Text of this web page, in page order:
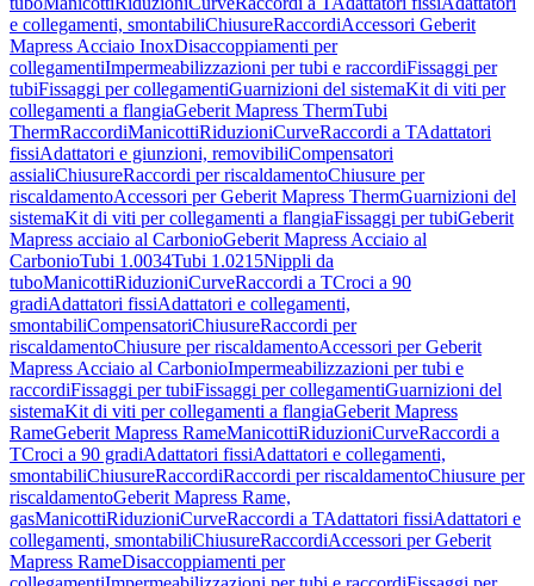
e collegamenti, smontabiliChiusureRaccordiAccessori Geberit
Mapress Acciaio InoxDisaccoppiamenti per
collegamentiImpermeabilizzazioni per tubi e raccordiFissaggi per
tubiFissaggi per collegamentiGuarnizioni del sistemaKit di viti per
collegamenti a flangiaGeberit Mapress ThermTubi
ThermRaccordiManicottiRiduzioniCurveRaccordi a TAdattatori
fissiAdattatori e giunzioni, removibiliCompensatori
assialiChiusureRaccordi per riscaldamentoChiusure per
riscaldamentoAccessori per Geberit Mapress ThermGuarnizioni del
sistemaKit di viti per collegamenti a flangiaFissaggi per tubiGeberit
Mapress acciaio al CarbonioGeberit Mapress Acciaio al
CarbonioTubi 1.0034Tubi 1.0215Nippli da
tuboManicottiRiduzioniCurveRaccordi a TCroci a 90
gradiAdattatori fissiAdattatori e collegamenti,
smontabiliCompensatoriChiusureRaccordi per
riscaldamentoChiusure per riscaldamentoAccessori per Geberit
Mapress Acciaio al CarbonioImpermeabilizzazioni per tubi e
raccordiFissaggi per tubiFissaggi per collegamentiGuarnizioni del
sistemaKit di viti per collegamenti a flangiaGeberit Mapress
RameGeberit Mapress RameManicottiRiduzioniCurveRaccordi a
TCroci a 90 gradiAdattatori fissiAdattatori e collegamenti,
smontabiliChiusureRaccordiRaccordi per riscaldamentoChiusure per
riscaldamentoGeberit Mapress Rame,
gasManicottiRiduzioniCurveRaccordi a TAdattatori fissiAdattatori e
collegamenti, smontabiliChiusureRaccordiAccessori per Geberit
Mapress RameDisaccoppiamenti per